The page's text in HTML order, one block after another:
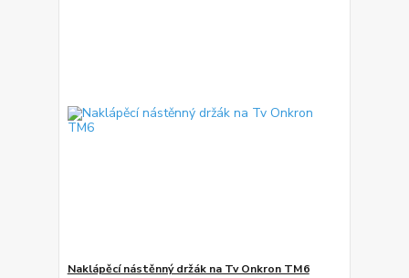
Naklápěcí nástěnný držák na Tv Onkron TM6